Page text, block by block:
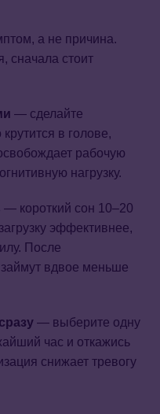
а не причина.
сначала стоит
— сделайте
в голове,
рабочую
нагрузку.
— короткий сон 10–20
эффективнее,
После
вдвое меньше
— выберите одну
час и откажись
снижает тревогу